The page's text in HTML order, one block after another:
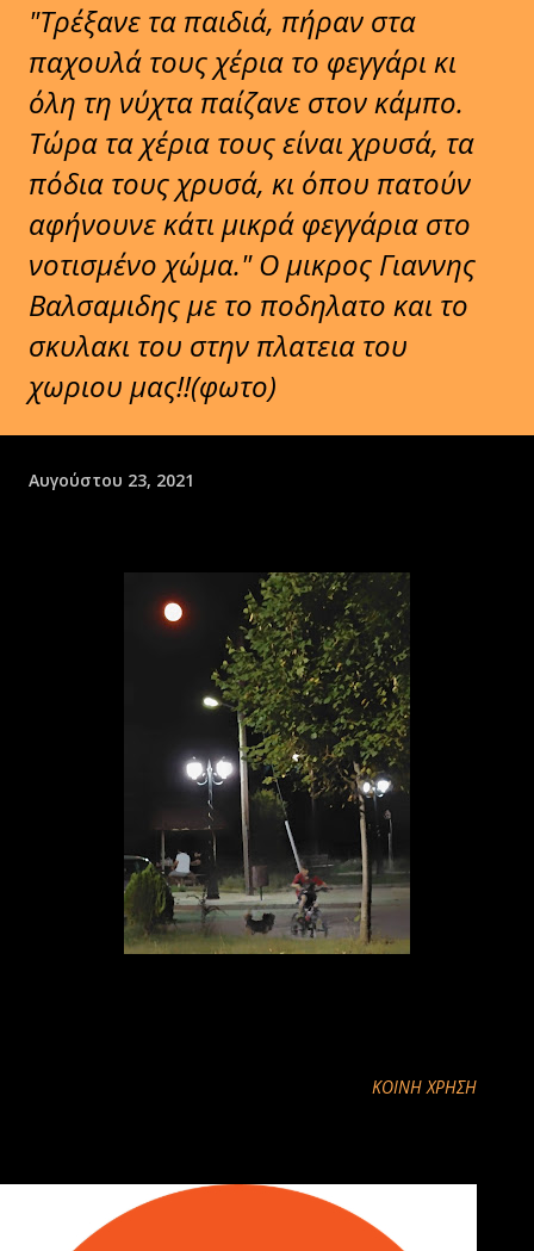
"Τρέξανε τα παιδιά, πήραν στα
παχουλά τους χέρια το φεγγάρι κι
όλη τη νύχτα παίζανε στον κάμπο.
Τώρα τα χέρια τους είναι χρυσά, τα
πόδια τους χρυσά, κι όπου πατούν
αφήνουνε κάτι μικρά φεγγάρια στο
νοτισμένο χώμα." Ο μικρος Γιαννης
Βαλσαμιδης με το ποδηλατο και το
σκυλακι του στην πλατεια του
χωριου μας!!(φωτο)
Αυγούστου 23, 2021
ΚΟΙΝΉ ΧΡΉΣΗ